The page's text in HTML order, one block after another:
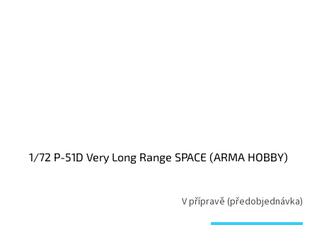
1/72 P-51D Very Long Range SPACE (ARMA HOBBY)
V přípravě (předobjednávka)